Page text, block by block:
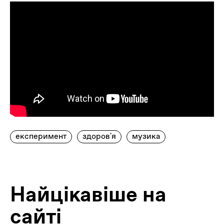
експеримент здоров'я музика
Найцiкавiше на
сайтi